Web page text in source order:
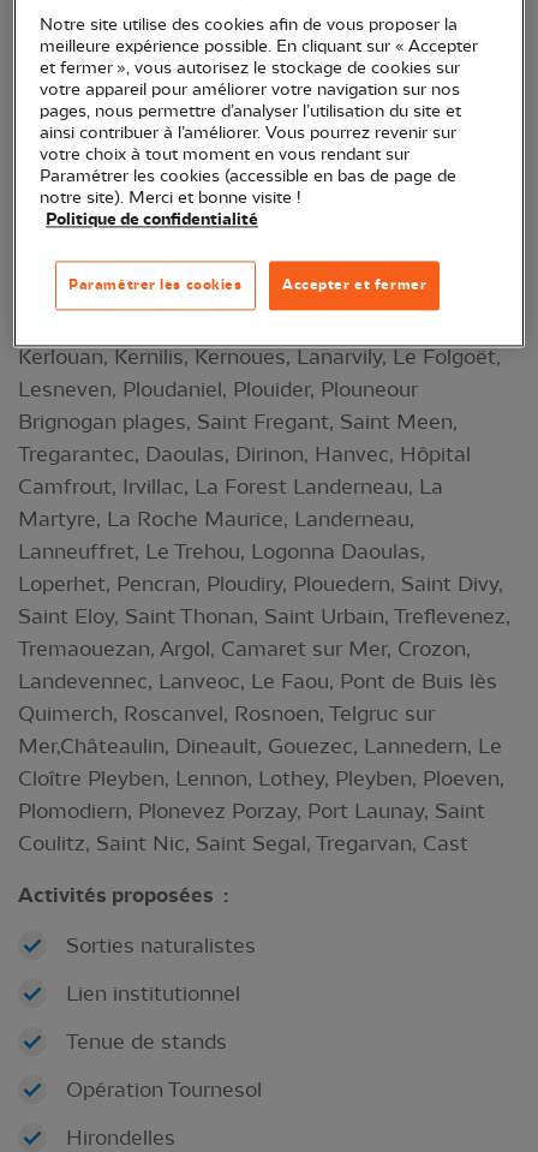
Plougastel Daoulas, Plouzane, Breles, Lampaul
Plouarzel, Landunvez, Lanrivoare, Locmaria
Plouzane, Plouarzel, Plougonvelin, Plourin, Saint
Renan, Treouergat, Ile Molene, Lampaul
Ploudalmezau, Lanildut, Le Conquet, Milizac
Guipronvel, Ploudalmezeau, Ploumoguer, Porspoder,
Trebabu, Bourg Blanc, Coat Meal, Kersaint
Plabennec, Landeda, Lannilis, Le Drennec, Loc
Brevalaire, Plabennec, Plouguerneau, Plouguin,
Kerlouan, Kernilis, Kernoues, Lanarvily, Le Folgoët,
Lesneven, Ploudaniel, Plouider, Plouneour
Brignogan plages, Saint Fregant, Saint Meen,
Tregarantec, Daoulas, Dirinon, Hanvec, Hôpital
Camfrout, Irvillac, La Forest Landerneau, La
Martyre, La Roche Maurice, Landerneau,
Lanneuffret, Le Trehou, Logonna Daoulas,
Loperhet, Pencran, Ploudiry, Plouedern, Saint Divy,
Saint Eloy, Saint Thonan, Saint Urbain, Treflevenez,
Tremaouezan, Argol, Camaret sur Mer, Crozon,
Landevennec, Lanveoc, Le Faou, Pont de Buis lès
Quimerch, Roscanvel, Rosnoen, Telgruc sur
Mer,Châteaulin, Dineault, Gouezec, Lannedern, Le
Cloître Pleyben, Lennon, Lothey, Pleyben, Ploeven,
Plomodiern, Plonevez Porzay, Port Launay, Saint
Coulitz, Saint Nic, Saint Segal, Tregarvan, Cast
Activités proposées :
Sorties naturalistes
Lien institutionnel
Tenue de stands
Opération Tournesol
Hirondelles
Notre site utilise des cookies afin de vous proposer la
meilleure expérience possible. En cliquant sur « Accepter
et fermer », vous autorisez le stockage de cookies sur
votre appareil pour améliorer votre navigation sur nos
pages, nous permettre d’analyser l’utilisation du site et
ainsi contribuer à l’améliorer. Vous pourrez revenir sur
votre choix à tout moment en vous rendant sur
Paramétrer les cookies (accessible en bas de page de
notre site). Merci et bonne visite !
Politique de confidentialité
Accepter et fermer
Paramétrer les cookies